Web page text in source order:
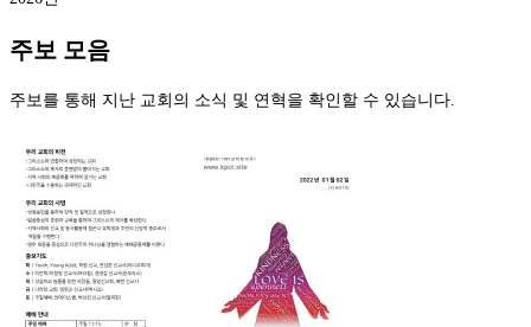
주보 모음
주보를 통해 지난 교회의 소식 및 연혁을 확인할 수 있습니다.